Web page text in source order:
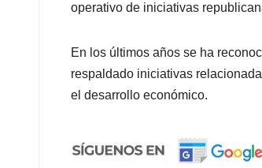
operativo de iniciativas
En los últimos años se ha
respaldado iniciativas
el desarrollo económico.